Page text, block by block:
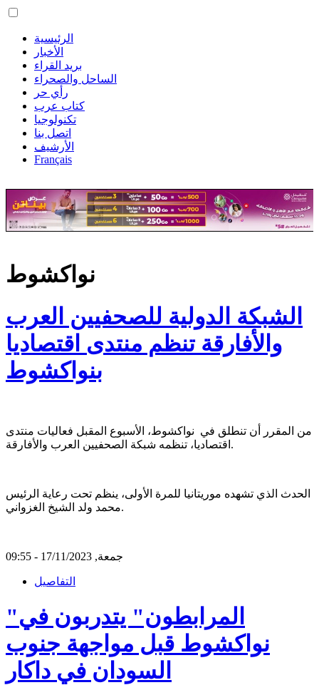
الرئيسية
الأخبار
بريد القراء
الساحل والصحراء
رأي حر
كتاب عرب
تكنولوجيا
اتصل بنا
الأرشيف
Français
نواكشوط
الشبكة الدولية للصحفيين العرب
والأفارقة تنظم منتدى اقتصاديا
بنواكشوط
من المقرر أن تنطلق في نواكشوط، الأسبوع المقبل فعاليات منتدى
اقتصاديا، تنظمه شبكة الصحفيين العرب والأفارقة.
الحدث الذي تشهده موريتانيا للمرة الأولى، ينظم تحت رعاية الرئيس
محمد ولد الشيخ الغزواني.
جمعة, 17/11/2023 - 09:55
التفاصيل
"المرابطون" يتدربون في
نواكشوط قبل مواجهة جنوب
السودان في داكار